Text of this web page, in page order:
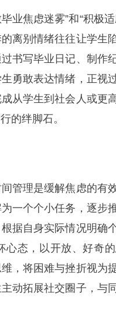
业焦虑迷雾”和“积极
离别情绪往往让学生
书写毕业日记、制作
勇敢表达情绪，正视
从学生到社会人或更
的绊脚石。
管理是缓解焦虑的有
一个个小任务，逐步
据自身实际情况明确
态，以开放、好奇
，将困难与挫折视为
动拓展社交圈子，与